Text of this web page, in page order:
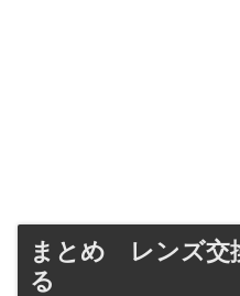
まとめ レンズ交
る